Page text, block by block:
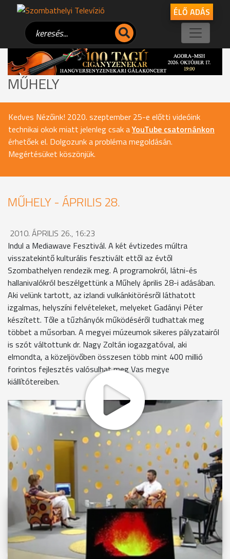
ÉLŐ ADÁS
MŰHELY
Kedves Nézőink! 2020. szeptember 25-e előtti videóink
technikai okok miatt jelenleg csak aYouTube csatornánkon
érhetőek el. Dolgozunk a probléma megoldásán.
Megértésüket köszönjük.
MŰHELY - ÁPRILIS 28.
2010. ÁPRILIS 26., 16:23
Indul a Mediawave Fesztivál. A két évtizedes múltra
visszatekintő kulturális fesztivált ettől az évtől
Szombathelyen rendezik meg. A programokról, látni-és
hallanivalókról beszélgettünk a Műhely április 28-i adásában.
Aki velünk tartott, az izlandi vulkánkitörésről láthatott
izgalmas, helyszíni felvételeket, melyeket Gadányi Péter
készített. Tőle a tűzhányók működéséről tudhattak meg
többet a műsorban. A megyei múzeumok sikeres pályzatairól
is szót váltottunk dr. Nagy Zoltán iogazgatóval, aki
elmondta, a közeljövőben összesen több mint 400 millió
forintos fejlesztés valósulhat meg Vas megye
kiállítótereiben.
MEGOSZTÁS
Videóink megtekinthetőek
Youtube-csatornánkon is!